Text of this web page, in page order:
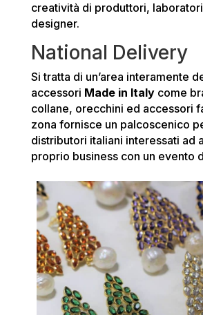
creatività di produttori,
designer.
National Delivery
Si tratta di un’area interamente
accessori Made in Italycome
collane, orecchini ed accessori
zona fornisce un palcoscenico
distributori italiani interessati ad
proprio business con un evento